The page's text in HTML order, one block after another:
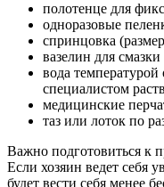
полотенце для
одноразовые
спринцовка
вазелин для
вода
специалистом
медицинские
таз или лоток по
Важно подготовиться к
Если хозяин ведет себя
будет вести себя менее